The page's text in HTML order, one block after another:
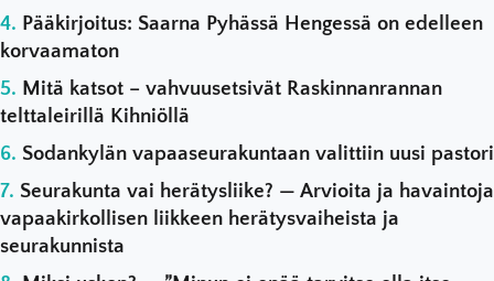
Pääkirjoitus: Saarna Pyhässä Hengessä on edelleen
korvaamaton
Mitä katsot – vahvuusetsivät Raskinnanrannan
telttaleirillä Kihniöllä
Sodankylän vapaaseurakuntaan valittiin uusi pastori
Seurakunta vai herätysliike? — Arvioita ja havaintoja
vapaakirkollisen liikkeen herätysvaiheista ja
seurakunnista